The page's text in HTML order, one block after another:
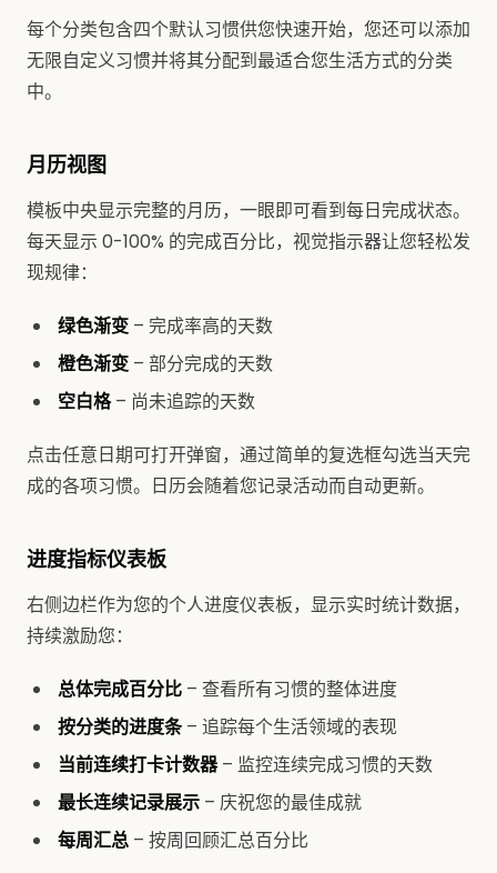
每个分类包含四个默认习惯供您快速开始，您还可以添加
无限自定义习惯并将其分配到最适合您生活方式的分类
中。
月历视图
模板中央显示完整的月历，一眼即可看到每日完成状态。
每天显示 0-100% 的完成百分比，视觉指示器让您轻松发
现规律：
绿色渐变 – 完成率高的天数
橙色渐变 – 部分完成的天数
空白格– 尚未追踪的天数
点击任意日期可打开弹窗，通过简单的复选框勾选当天完
成的各项习惯。日历会随着您记录活动而自动更新。
进度指标仪表板
右侧边栏作为您的个人进度仪表板，显示实时统计数据，
持续激励您：
总体完成百分比 – 查看所有习惯的整体进度
按分类的进度条– 追踪每个生活领域的表现
当前连续打卡计数器– 监控连续完成习惯的天数
最长连续记录展示 – 庆祝您的最佳成就
每周汇总 – 按周回顾汇总百分比